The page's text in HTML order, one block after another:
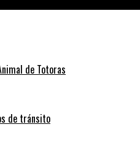
de Totoras
de tránsito